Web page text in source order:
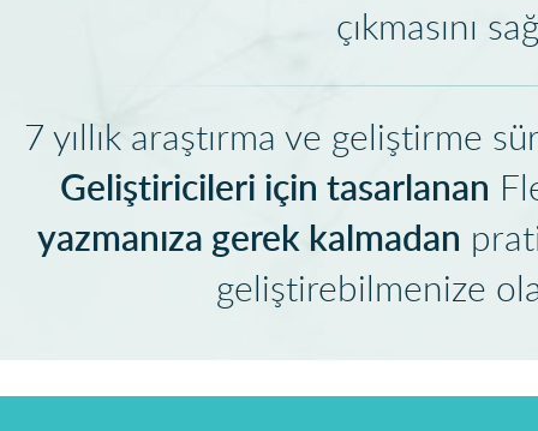
çıkmasını
7 yıllık araştırma ve geliştirme
Geliştiricileri için tasarlanan
yazmanıza gerek kalmadan
geliştirebilmenize